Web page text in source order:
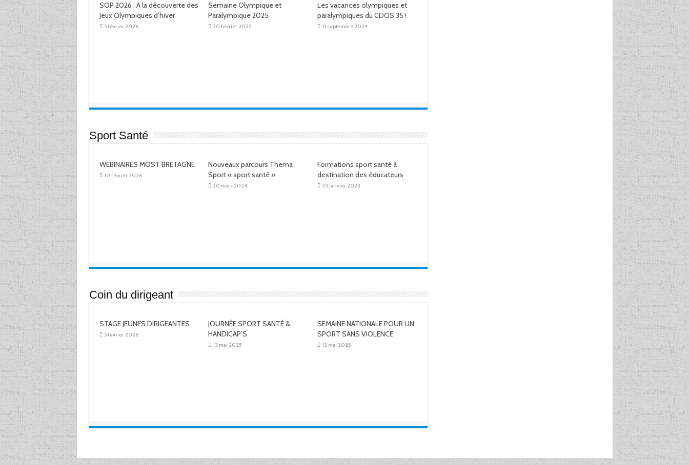
SOP 2026 : A la découverte des
Jeux Olympiques d’hiver
5 février 2026
Semaine Olympique et
Paralympique 2025
20 février 2025
Les vacances olympiques et
paralympiques du CDOS 35 !
11 septembre 2024
Sport Santé
WEBINAIRES MOST BRETAGNE
10 février 2026
Nouveaux parcours Thema
Sport « sport santé »
20 mars 2024
Formations sport santé à
destination des éducateurs
23 janvier 2023
Coin du dirigeant
STAGE JEUNES DIRIGEANTES
5 février 2026
JOURNÉE SPORT SANTÉ &
HANDICAP’S
13 mai 2025
SEMAINE NATIONALE POUR UN
SPORT SANS VIOLENCE
12 mai 2025